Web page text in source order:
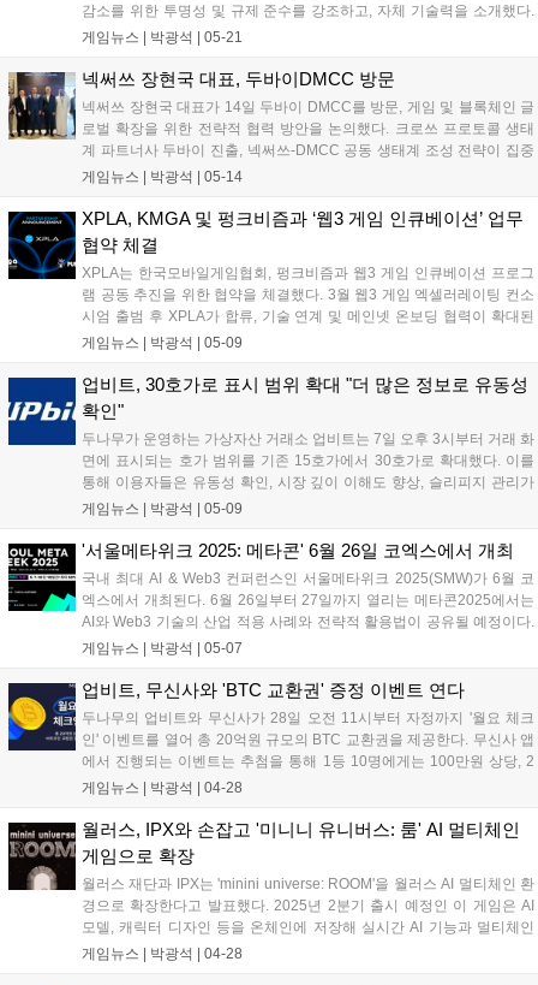
감소를 위한 투명성 및 규제 준수를 강조하고, 자체 기술력을 소개했다.
크레타는 AI와 몰입형 기술 발전이 게임 제작 방식을 혁신할 것이라고 전
으며, 25일 두바이에서 디지털 전환 관련 행사도 공동 개최할 예정이
게임뉴스 | 박광석 | 05-21
넥써쓰 장현국 대표, 두바이DMCC 방문
넥써쓰 장현국 대표가 14일 두바이 DMCC를 방문, 게임 및 블록체인 글
로벌 확장을 위한 전략적 협력 방안을 논의했다. 크로쓰 프로토콜 생태
계 파트너사 두바이 진출, 넥써쓰-DMCC 공동 생태계 조성 전략이 집중
논의됐다. 양측은 파트너사 두바이 진출 지원, 블록체인 게임 생태계 구
다....
게임뉴스 | 박광석 | 05-14
XPLA, KMGA 및 펑크비즘과 ‘웹3 게임 인큐베이션’ 업무
협약 체결
XPLA는 한국모바일게임협회, 펑크비즘과 웹3 게임 인큐베이션 프로그
램 공동 추진을 위한 협약을 체결했다. 3월 웹3 게임 엑셀러레이팅 컨소
시엄 출범 후 XPLA가 합류, 기술 연계 및 메인넷 온보딩 협력이 확대된
다. XPLA는 맞춤형 전략 제시 및 안정적 성과를 지원하고, 협회는 중소
게임뉴스 | 박광석 | 05-09
업비트, 30호가로 표시 범위 확대 "더 많은 정보로 유동성
확인"
두나무가 운영하는 가상자산 거래소 업비트는 7일 오후 3시부터 거래 화
면에 표시되는 호가 범위를 기존 15호가에서 30호가로 확대했다. 이를
통해 이용자들은 유동성 확인, 시장 깊이 이해도 향상, 슬리피지 관리가
용이해질 것으로 기대된다. 두나무 측은 투자자들이 더 많은 정보를 통
다....
게임뉴스 | 박광석 | 05-09
'서울메타위크 2025: 메타콘' 6월 26일 코엑스에서 개최
국내 최대 AI & Web3 컨퍼런스인 서울메타위크 2025(SMW)가 6월 코
엑스에서 개최된다. 6월 26일부터 27일까지 열리는 메타콘2025에서는
AI와 Web3 기술의 산업 적용 사례와 전략적 활용법이 공유될 예정이다.
특히 Web3 트랙에서는 AI가 Web3를 진화시키는 글로벌 사례를 소개한
다....
게임뉴스 | 박광석 | 05-07
업비트, 무신사와 'BTC 교환권' 증정 이벤트 연다
두나무의 업비트와 무신사가 28일 오전 11시부터 자정까지 '월요 체크
인' 이벤트를 열어 총 20억원 규모의 BTC 교환권을 제공한다. 무신사 앱
에서 진행되는 이벤트는 추첨을 통해 1등 10명에게는 100만원 상당, 2
등 10만 명의 업비트 신규 가입자에게는 2만원 상당의 BTC 교환권을 지
게임뉴스 | 박광석 | 04-28
월러스, IPX와 손잡고 '미니니 유니버스: 룸' AI 멀티체인
게임으로 확장
월러스 재단과 IPX는 'minini universe: ROOM'을 월러스 AI 멀티체인 환
경으로 확장한다고 발표했다. 2025년 2분기 출시 예정인 이 게임은 AI
모델, 캐릭터 디자인 등을 온체인에 저장해 실시간 AI 기능과 멀티체인
게임플레이를 제공한다. 플레이어 성과에 따라 게임 자산, AI 캐릭터가
게임뉴스 | 박광석 | 04-28